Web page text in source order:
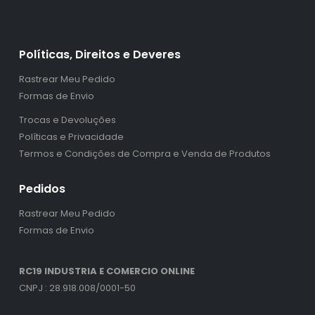
Políticas, Direitos e Deveres
Rastrear Meu Pedido
Formas de Envio
Trocas e Devoluções
Políticas e Privacidade
Termos e Condições de Compra e Venda de Produtos
Pedidos
Rastrear Meu Pedido
Formas de Envio
RC19 INDUSTRIA E COMERCIO ONLINE
CNPJ : 28.918.008/0001-50